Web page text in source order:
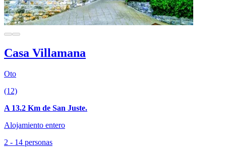
Casa Villamana
Oto
(12)
A 13.2 Km de San Juste.
Alojamiento entero
2 - 14 personas